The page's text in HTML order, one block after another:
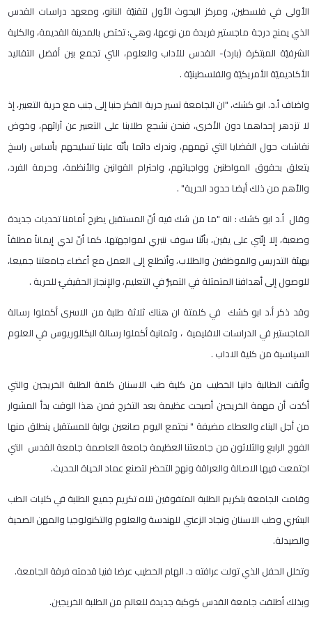
الأولى في فلسطين، ومركز البحوث الأول لتقنيّة النانو، ومعهد دراسات القدس
الذي يمنح درجة ماجستير فريدة من نوعها، وهي: تختص بالمدينة القديمة، والكلية
الشرفيّة المبتكرة (بارد)- القدس للآداب والعلوم، التي تجمع بين أفضل التقاليد
الأكاديميّة الأمريكيّة والفلسطينيّة .
واضاف أ.د. ابو كشك، "ان الجامعة تسير حرية الفكر جنبا إلى جنب مع حرية التعبير، إذ
لا تزدهر إحداهما دون الأخرى، فنحن نشجع طلابنا على التعبير عن آرائهم، وخوض
نقاشات حول القضايا التي تهمهم، وندرك دائما بأنّه علينا تسليحهم بأساس راسخ
يتعلق بحقوق المواطنين وواجباتهم، واحترام القوانين والأنظمة، وحرمة الفرد،
والأهم من ذلك أيضا حدود الحرية" .
وقال أ.د ابو كشك : انه "ما من شك فيه أنّ المستقبل يطرح أمامنا تحديات جديدة
وصعبة، إلا إنّني على يقين، بأنّنا سوف ننبري لمواجهتها. كما أنّ لدي إيماناً مطلقاً
بهيئة التدريس والموظفين والطلاب، وأتطلع إلى العمل مع أعضاء جامعتنا جميعا،
للوصول إلى أهدافنا المتمثلة في التميُّز في التعليم، والإنجاز الحقيقيّ للحرية .
وقد ذكر أ.د ابو كشك في كلمتة ان هناك ثلاثة طلبة من الاسرى أكملوا رسالة
الماجستير في الدراسات الاقليمية ، وثمانية أكملوا رسالة البكالوريوس في العلوم
السياسية من كلية الاداب .
وألقت الطالبة دانيا الخطيب من كلية طب الاسنان كلمة الطلبة الخريجين والتي
أكدت أن مهمة الخريجين أصبحت عظيمة بعد التخرج فمن هذا الوقت بدأ المشوار
من أجل البناء والعطاء مضيفة " نجتمع اليوم صانعين بوابة للمستقبل ينطلق منها
الفوج الرابع والثلاثون من جامعتنا العظيمة جامعة العاصمة جامعة القدس التي
اجتمعت فيها الاصالة والعراقة ونهج التحضر لتصنع عماد الحياة الحديث.
وقامت الجامعة بتكريم الطلبة المتفوقين تلاه تكريم جميع الطلبة في كليات الطب
البشري وطب الاسنان ونجاد الزعني للهندسة والعلوم والتكنولوجيا والمهن الصحية
والصيدلة.
وتخلل الحفل الذي تولت عرافته د. الهام الخطيب عرضا فنيا قدمته فرقة الجامعة.
وبذلك أطلقت جامعة القدس كوكبة جديدة للعالم من الطلبة الخريجين.